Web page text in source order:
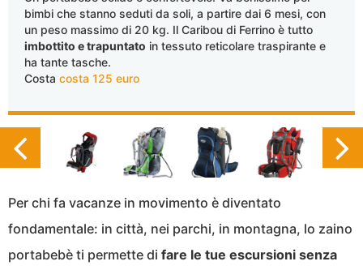
bimbi che stanno seduti da soli, a partire dai 6 mesi, con
un peso massimo di 20 kg. Il Caribou di Ferrino è tutto
imbottito e trapuntato in tessuto reticolare traspirante e
ha tante tasche.
Costa costa 125 euro
Per chi fa vacanze in movimento è diventato
fondamentale: in città, nei parchi, in montagna, lo zaino
portabebè ti permette di fare le tue escursioni senza